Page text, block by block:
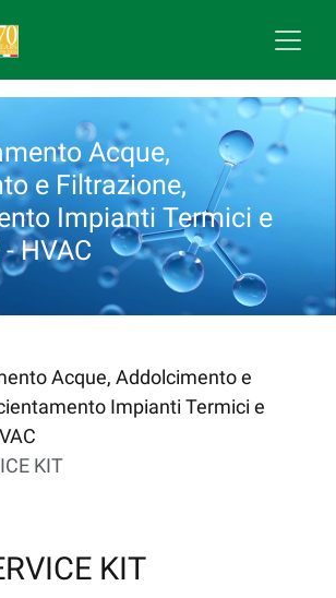
Acque,
e Filtrazione,
Impianti Termici e
HVAC
Acque, Addolcimento e
Impianti Termici e
KIT
KIT